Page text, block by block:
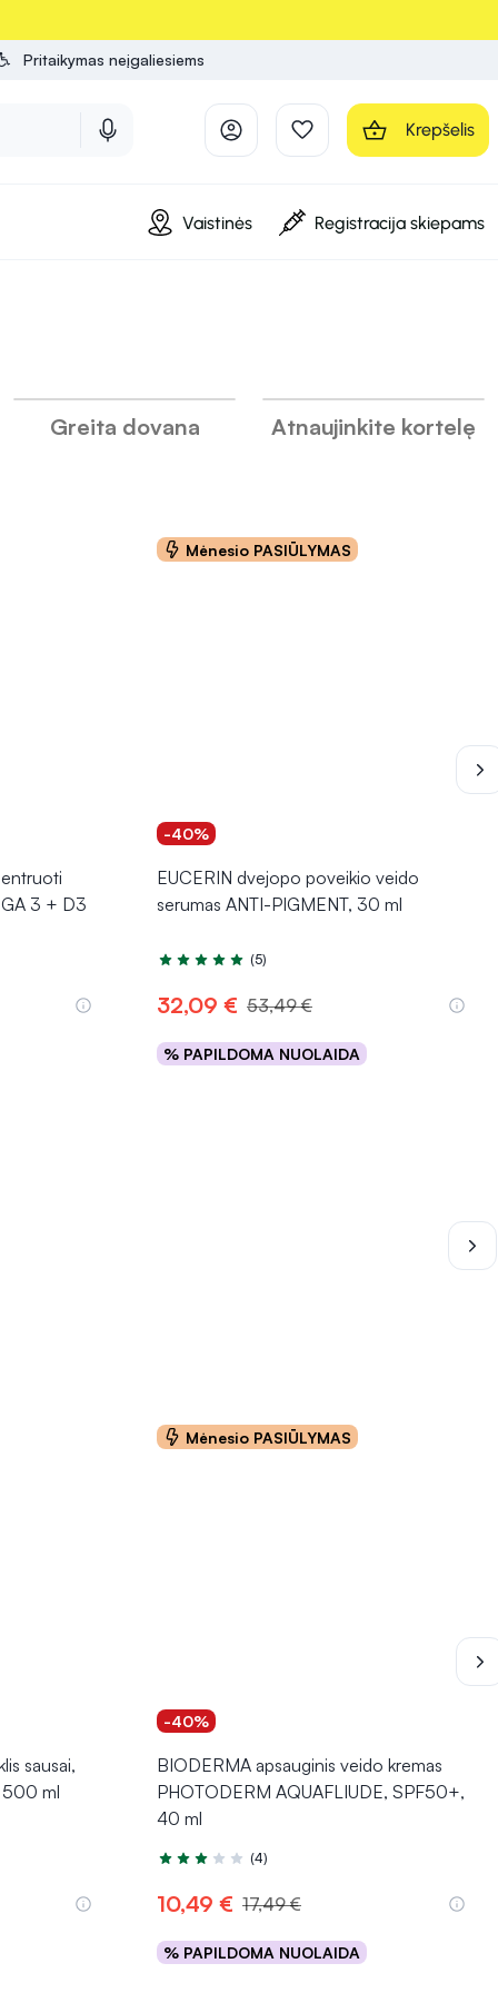
Pritaikymas neįgaliesiems
Krepšelis
Vaistinės Registracija skiepams
Greita dovana Atnaujinkite kortelę
3 + D3
Mėnesio PASIŪLYMAS
-40%
EUCERIN dvejopo poveikio veido
serumas ANTI-PIGMENT, 30 ml
Įvertinimas 5.0 iš 5
(5)
32,09 € 53,49 €
% PAPILDOMA NUOLAIDA
Į krepšelį
sausai,
500 ml
Mėnesio PASIŪLYMAS
-40%
BIODERMA apsauginis veido kremas
PHOTODERM AQUAFLIUDE, SPF50+,
40 ml
Įvertinimas 3.3 iš 5
(4)
10,49 € 17,49 €
% PAPILDOMA NUOLAIDA
Į krepšelį